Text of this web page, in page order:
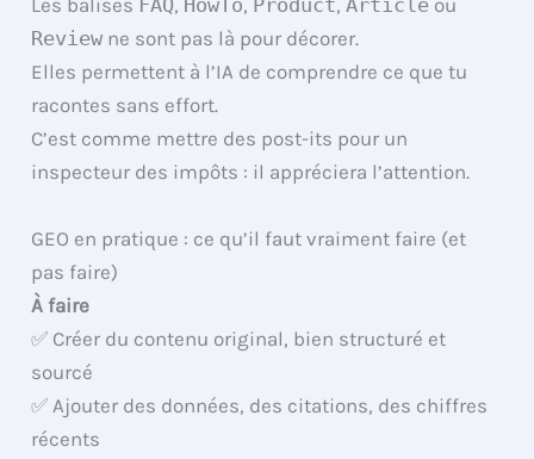
Les balises FAQ, HowTo, Product,Article ou
Review ne sont pas là pour décorer.
Elles permettent à l’IA de comprendre ce que tu
racontes sans effort.
C’est comme mettre des post-its pour un
inspecteur des impôts : il appréciera l’attention.
GEO en pratique : ce qu’il faut vraiment faire (et
pas faire)
À faire
✅ Créer du contenu original, bien structuré et
sourcé
✅ Ajouter des données, des citations, des chiffres
récents